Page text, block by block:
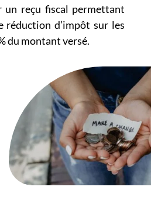
un reçu fiscal permettant
réduction d’impôt sur les
du montant versé.